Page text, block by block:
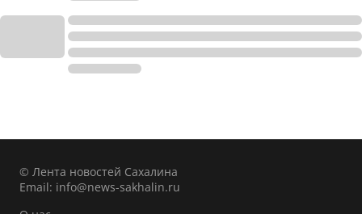
© Лента новостей Сахалина
Email: info@news-sakhalin.ru